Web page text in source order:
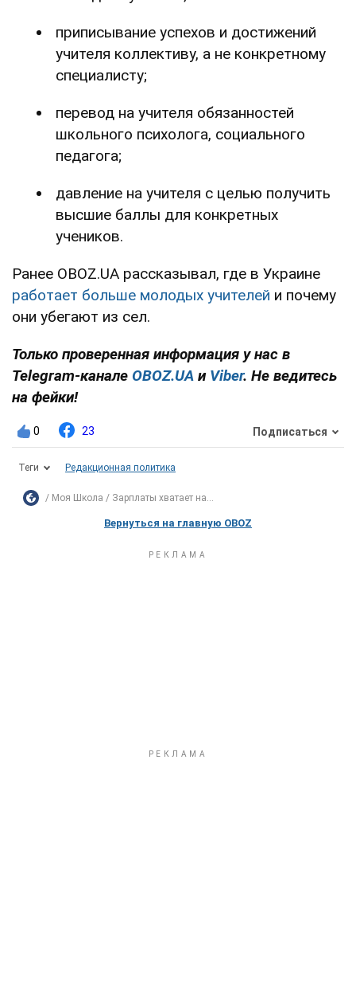
приписывание успехов и достижений
учителя коллективу, а не конкретному
специалисту;
перевод на учителя обязанностей
школьного психолога, социального
педагога;
давление на учителя с целью получить
высшие баллы для конкретных
учеников.
Ранее OBOZ.UA рассказывал, где в Украине
работает больше молодых учителей и почему
они убегают из сел.
Только проверенная информация у нас в
Telegram-канале OBOZ.UA и Viber. Не ведитесь
на фейки!
0 23 Подписаться
Теги Редакционная политика
Моя Школа Зарплаты хватает на...
Вернуться на главную OBOZ